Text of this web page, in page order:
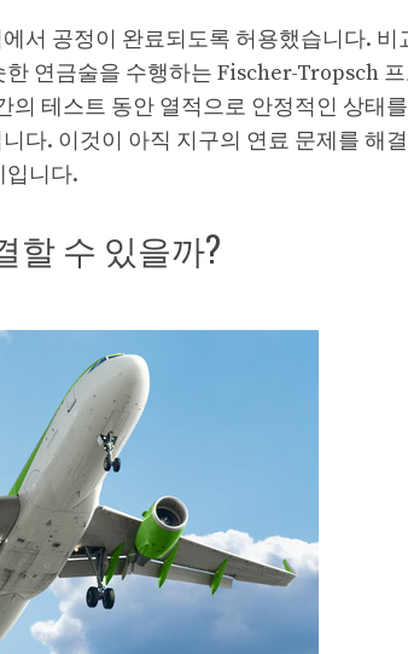
서 공정이 완료되도록 허용했습니다. 비
연금술을 수행하는 Fischer-Tropsch
의 테스트 동안 열적으로 안정적인 상태
다. 이것이 아직 지구의 연료 문제를 해
입니다.
할 수 있을까?